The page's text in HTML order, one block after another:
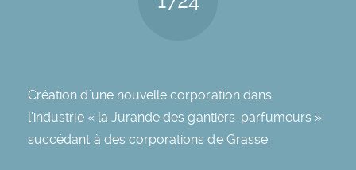
Création d’une nouvelle corporation dans
l’industrie « la Jurande des gantiers-parfumeurs »
succédant à des corporations de Grasse.